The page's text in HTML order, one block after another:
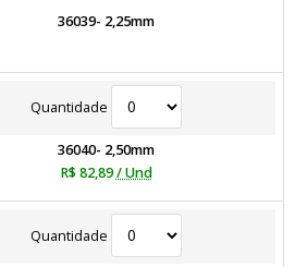
36039- 2,25mm
Quantidade
36040- 2,50mm
R$ 82,89 / Und
Quantidade